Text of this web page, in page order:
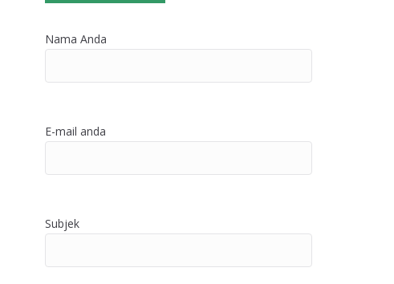
Nama Anda
E-mail anda
Subjek